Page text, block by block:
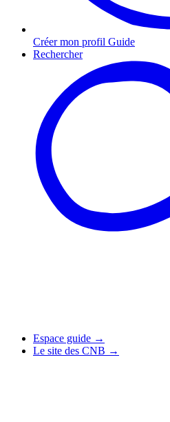
Créer mon profil Guide
Rechercher
Espace guide →
Le site des CNB →